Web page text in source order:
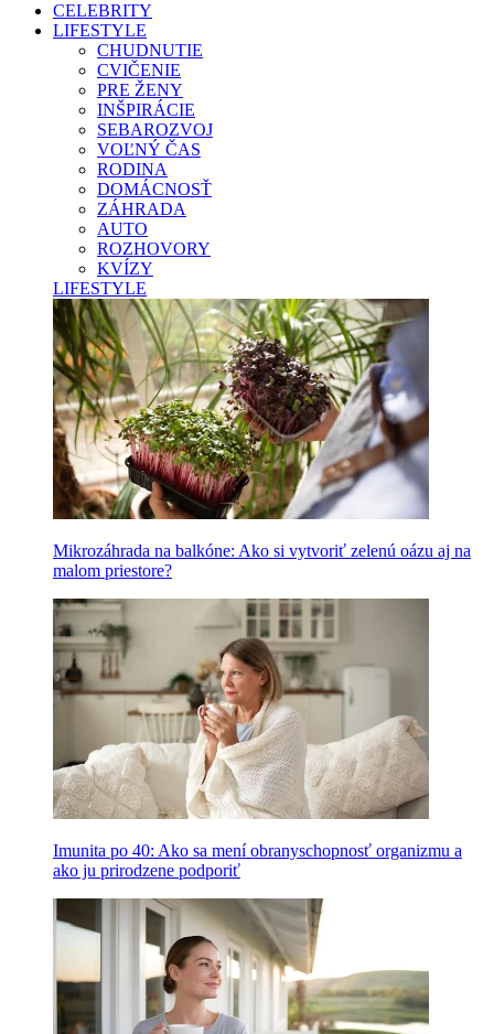
CELEBRITY
LIFESTYLE
CHUDNUTIE
CVIČENIE
PRE ŽENY
INŠPIRÁCIE
SEBAROZVOJ
VOĽNÝ ČAS
RODINA
DOMÁCNOSŤ
ZÁHRADA
AUTO
ROZHOVORY
KVÍZY
LIFESTYLE
Mikrozáhrada na balkóne: Ako si vytvoriť zelenú oázu aj na
malom priestore?
Imunita po 40: Ako sa mení obranyschopnosť organizmu a
ako ju prirodzene podporiť